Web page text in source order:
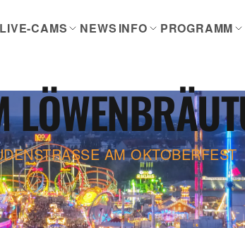
LIVE-CAMS NEWS INFO PROGRAMM
AM OKTOBERFEST